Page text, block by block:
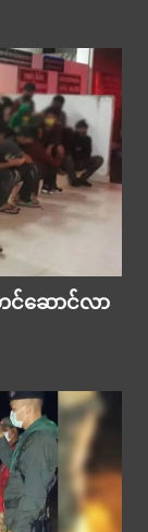
င်ဆောင်လာ